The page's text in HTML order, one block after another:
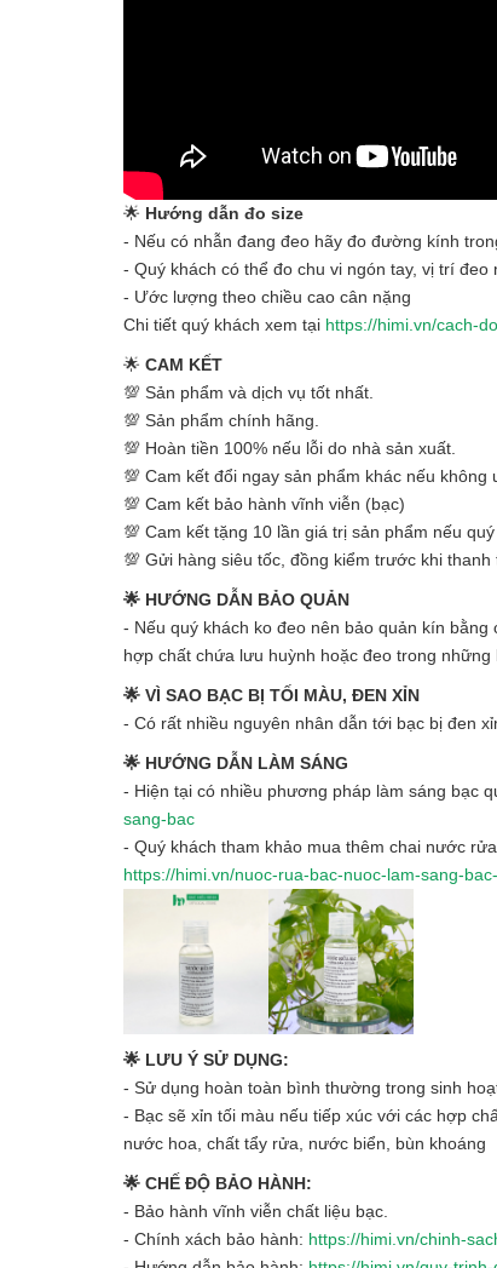
🌟 Hướng dẫn đo size
- Nếu có nhẫn đang đeo hãy đo đường kính
- Quý khách có thể đo chu vi ngón tay, vị trí đeo
- Ước lượng theo chiều cao cân nặng
Chi tiết quý khách xem tại https://himi.vn/cach-
🌟 CAM KẾT
💯 Sản phẩm và dịch vụ tốt nhất.
💯 Sản phẩm chính hãng.
💯 Hoàn tiền 100% nếu lỗi do nhà sản xuất.
💯 Cam kết đổi ngay sản phẩm khác nếu không
💯 Cam kết bảo hành vĩnh viễn (bạc)
💯 Cam kết tặng 10 lần giá trị sản phẩm nếu
💯 Gửi hàng siêu tốc, đồng kiểm trước khi thanh
🌟 HƯỚNG DẪN BẢO QUẢN
- Nếu quý khách ko đeo nên bảo quản kín
hợp chất chứa lưu huỳnh hoặc đeo trong những
🌟 VÌ SAO BẠC BỊ TỐI MÀU, ĐEN XỈN
- Có rất nhiều nguyên nhân dẫn tới bạc bị đen
🌟 HƯỚNG DẪN LÀM SÁNG
- Hiện tại có nhiều phương pháp làm sáng bạc
sang-bac
- Quý khách tham khảo mua thêm chai nước
https://himi.vn/nuoc-rua-bac-nuoc-lam-sang-
🌟 LƯU Ý SỬ DỤNG:
- Sử dụng hoàn toàn bình thường trong sinh
- Bạc sẽ xỉn tối màu nếu tiếp xúc với các hợp
nước hoa, chất tẩy rửa, nước biển, bùn khoáng
🌟 CHẾ ĐỘ BẢO HÀNH:
- Bảo hành vĩnh viễn chất liệu bạc.
- Chính xách bảo hành: https://himi.vn/chinh-